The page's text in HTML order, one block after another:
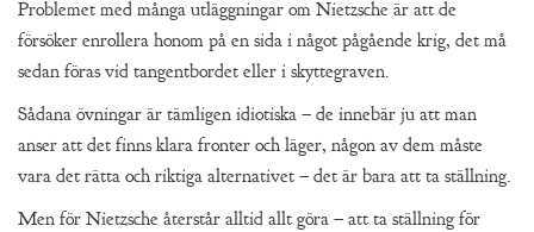
Problemet med många utläggningar om Nietzsche är att de
försöker enrollera honom på en sida i något pågående krig, det må
sedan föras vid tangentbordet eller i skyttegraven.
Sådana övningar är tämligen idiotiska – de innebär ju att man
anser att det finns klara fronter och läger, någon av dem måste
vara det rätta och riktiga alternativet – det är bara att ta ställning.
Men för Nietzsche återstår alltid allt göra – att ta ställning för